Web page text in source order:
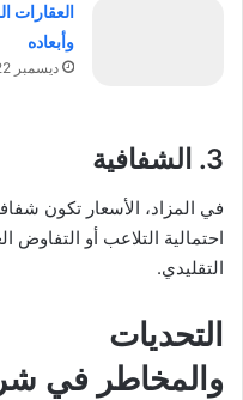
العقارات
وأبعاده
ديسمبر 22, 2025
3. الشفافية
في المزاد، الأسعار تكون
احتمالية التلاعب أو
التقليدي.
التحديات
والمخاطر في